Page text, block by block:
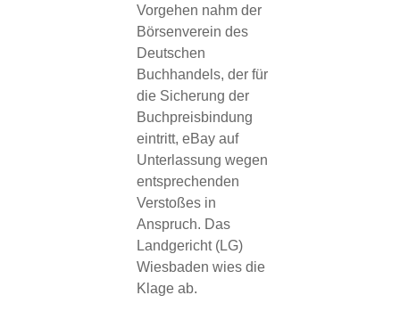
Vorgehen nahm der
Börsenverein des
Deutschen
Buchhandels, der für
die Sicherung der
Buchpreisbindung
eintritt, eBay auf
Unterlassung wegen
entsprechenden
Verstoßes in
Anspruch. Das
Landgericht (LG)
Wiesbaden wies die
Klage ab.